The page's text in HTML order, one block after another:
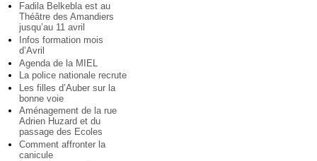
Fadila Belkebla est au
Théâtre des Amandiers
jusqu’au 11 avril
Infos formation mois
d’Avril
Agenda de la MIEL
La police nationale recrute
Les filles d’Auber sur la
bonne voie
Aménagement de la rue
Adrien Huzard et du
passage des Ecoles
Comment affronter la
canicule